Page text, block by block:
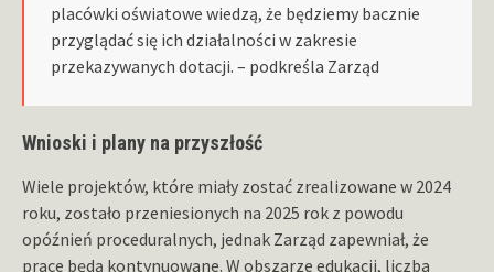
placówki oświatowe wiedzą, że będziemy bacznie
przyglądać się ich działalności w zakresie
przekazywanych dotacji. – podkreśla Zarząd
Wnioski i plany na przyszłość
Wiele projektów, które miały zostać zrealizowane w 2024
roku, zostało przeniesionych na 2025 rok z powodu
opóźnień proceduralnych, jednak Zarząd zapewniał, że
prace będą kontynuowane. W obszarze edukacji, liczba